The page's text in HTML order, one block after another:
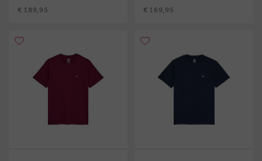
€ 189,95 € 169,95